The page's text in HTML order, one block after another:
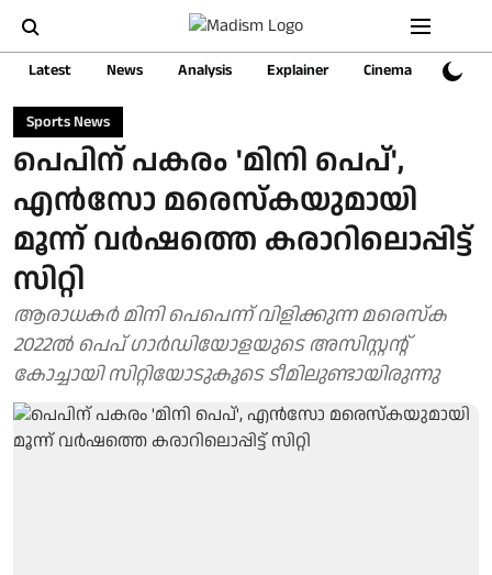
Latest News Analysis Explainer Cinema Sports
Sports News
പെപിന് പകരം 'മിനി പെപ്',
എൻസോ മരെസ്കയുമായി
മൂന്ന് വർഷത്തെ കരാറിലൊപ്പിട്ട്
സിറ്റി
ആരാധകർ മിനി പെപെന്ന് വിളിക്കുന്ന മരെസ്ക
2022ൽ പെപ് ഗാർഡിയോളയുടെ അസിസ്റ്റന്റ്
കോച്ചായി സിറ്റിയോടുകൂടെ ടീമിലുണ്ടായിരുന്നു